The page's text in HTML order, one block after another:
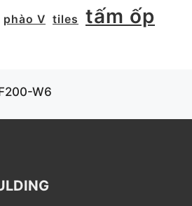
phào V tiles tấm ốp
W6